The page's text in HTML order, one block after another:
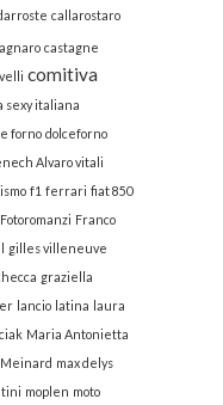
callarostaro
castagne
comitiva
sexy italiana
forno dolceforno
Alvaro vitali
f1 ferrari fiat 850
Fotoromanzi Franco
gilles villeneuve
graziella
lancio latina laura
Maria Antonietta
max delys
moplen moto